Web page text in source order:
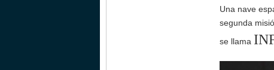
Una nave
segunda
se llama